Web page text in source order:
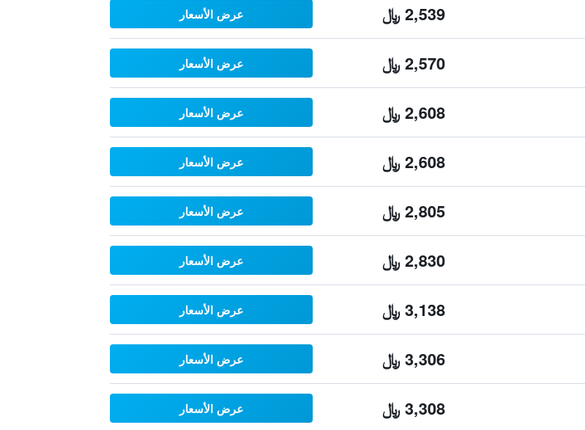
2,539 ﷼ عرض الأسعار
2,570 ﷼ عرض الأسعار
2,608 ﷼ عرض الأسعار
2,608 ﷼ عرض الأسعار
2,805 ﷼ عرض الأسعار
2,830 ﷼ عرض الأسعار
3,138 ﷼ عرض الأسعار
3,306 ﷼ عرض الأسعار
3,308 ﷼ عرض الأسعار